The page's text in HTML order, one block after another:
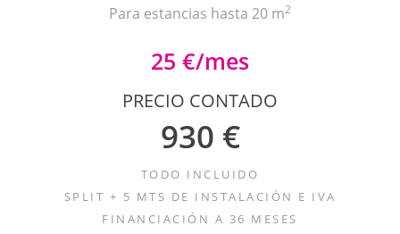
Para estancias hasta 20 m2
25 €/mes
PRECIO CONTADO
930 €
TODO INCLUIDO
SPLIT + 5 MTS DE INSTALACIÓN E IVA
FINANCIACIÓN A 36 MESES